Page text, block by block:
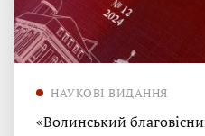
НАУКОВІ ВИДАННЯ
«Волинський